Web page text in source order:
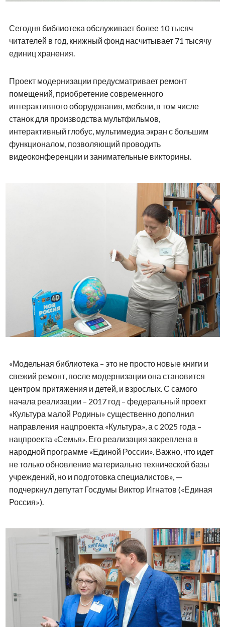
Сегодня библиотека обслуживает более 10 тысяч
читателей в год, книжный фонд насчитывает 71 тысячу
единиц хранения.
Проект модернизации предусматривает ремонт
помещений, приобретение современного
интерактивного оборудования, мебели, в том числе
станок для производства мультфильмов,
интерактивный глобус, мультимедиа экран с большим
функционалом, позволяющий проводить
видеоконференции и занимательные викторины.
«Модельная библиотека – это не просто новые книги и
свежий ремонт, после модернизации она становится
центром притяжения и детей, и взрослых. С самого
начала реализации – 2017 год – федеральный проект
«Культура малой Родины» существенно дополнил
направления нацпроекта «Культура», а с 2025 года –
нацпроекта «Семья». Его реализация закреплена в
народной программе «Единой России». Важно, что идет
не только обновление материально технической базы
учреждений, но и подготовка специалистов», —
подчеркнул депутат Госдумы Виктор Игнатов («Единая
Россия»).